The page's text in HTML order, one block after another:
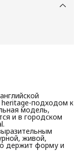
heritage-подходом к
модель,
и в городском
живой,
держит форму и